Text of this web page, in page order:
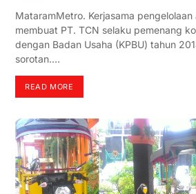
MataramMetro. Kerjasama
membuat PT. TCN selaku pemenang
dengan Badan Usaha (KPBU) tahun
sorotan.…
READ MORE